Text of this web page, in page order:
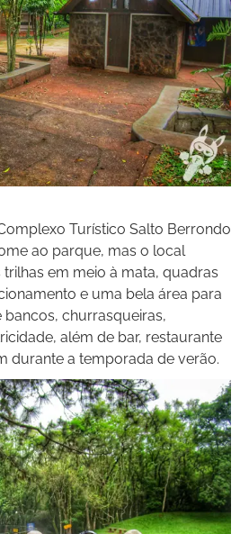
Turístico Salto Berrondo
ao parque, mas o local
em meio à mata, quadras
e uma bela área para
bancos, churrasqueiras,
além de bar, restaurante
durante a temporada de verão.